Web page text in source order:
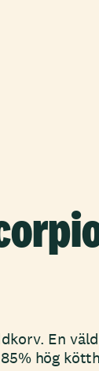
En
hög